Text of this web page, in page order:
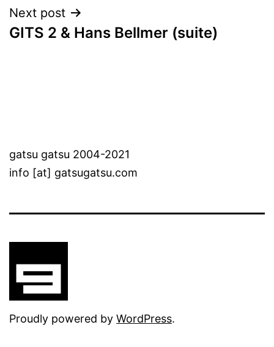
Next post
GITS 2 & Hans Bellmer (suite)
gatsu gatsu 2004-2021
info [at] gatsugatsu.com
Proudly powered by WordPress.